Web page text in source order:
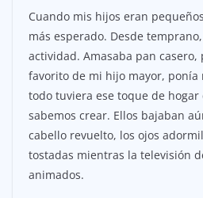
Cuando mis hijos eran
más esperado. Desde
actividad. Amasaba pan
favorito de mi hijo mayor, ponía
todo tuviera ese toque de hogar
sabemos crear. Ellos bajaban
cabello revuelto, los ojos
tostadas mientras la televisión
animados.